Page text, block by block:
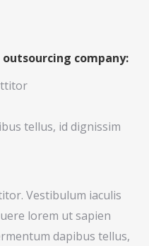
company:
tellus, id dignissim
Vestibulum iaculis
lorem ut sapien
dapibus tellus,